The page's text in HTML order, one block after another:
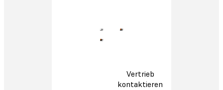
Vertrieb
kontaktieren